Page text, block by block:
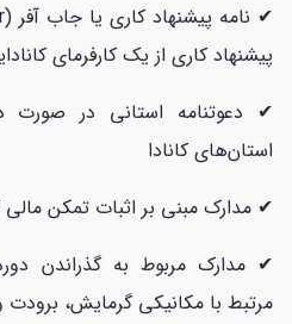
پیشنهاد کاری از یک کارفرمای
✔ دعوتنامه استانی در صورت
استان‌های کانادا
✔ مدارک مبنی بر اثبات تمکن مالی
✔ مدارک مربوط به گذراندن
مرتبط با مکانیکی گرمایش، برودت